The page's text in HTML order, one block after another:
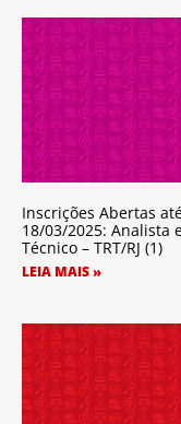
Inscrições Abertas
18/03/2025: Analista
Técnico – TRT/RJ (1)
LEIA MAIS »